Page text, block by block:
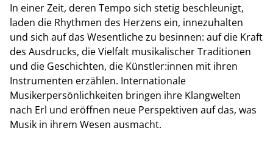
In einer Zeit, deren Tempo sich stetig beschleunigt,
laden die Rhythmen des Herzens ein, innezuhalten
und sich auf das Wesentliche zu besinnen: auf die Kraft
des Ausdrucks, die Vielfalt musikalischer Traditionen
und die Geschichten, die Künstler:innen mit ihren
Instrumenten erzählen. Internationale
Musikerpersönlichkeiten bringen ihre Klangwelten
nach Erl und eröffnen neue Perspektiven auf das, was
Musik in ihrem Wesen ausmacht.